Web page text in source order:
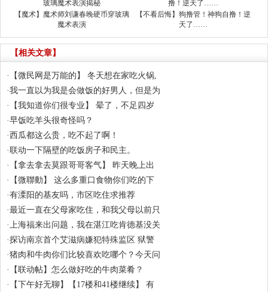
【魔术】魔术师刘谦春晚硬币穿玻璃
魔术表演
【不看后悔】狗撸管！神狗自撸！逆
天了……
【相关文章】
·
【微民网是万能的】 冬天想在家吃火锅,
·我一直以为我是会做饭的好男人，但是为
·
【我知道你们很专业】 晕了，不足四岁
·早饭吃羊头很奇怪吗？
·西瓜都这么贵，吃不起了啊！
·联动一下隔壁的吃饭房子和民主。
·
【拿去拿去莫跟哥哥客气】 昨天晚上出
·
【微聯動】 这么多重口食物你们吃的下
·有溧阳的基友吗，市区吃住求推荐
·最近一直在父母家吃住，和我父母以前只
·上海福来出问题，我在湛江吃肯德基没关
·探访南京首个艾滋病嫌犯特殊监区 狱警
·猪肉和牛肉你们比较喜欢吃哪个？今天问
·
【联动帖】怎么做好吃的牛肉菜肴？
·
【下午好无聊】【17楼和41楼继续】 有